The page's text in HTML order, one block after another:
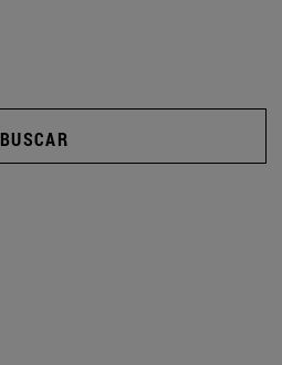
BUSCAR